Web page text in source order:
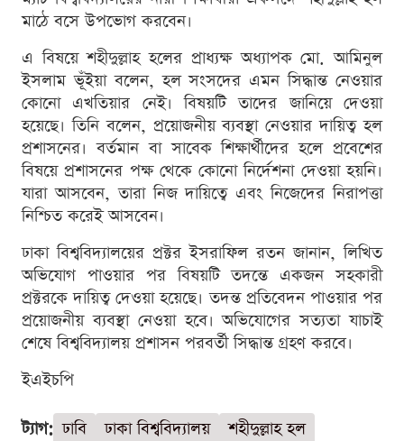
মাঠে বসে উপভোগ করবেন।
এ বিষয়ে শহীদুল্লাহ হলের প্রাধ্যক্ষ অধ্যাপক মো. আমিনুল
ইসলাম ভূঁইয়া বলেন, হল সংসদের এমন সিদ্ধান্ত নেওয়ার
কোনো এখতিয়ার নেই। বিষয়টি তাদের জানিয়ে দেওয়া
হয়েছে। তিনি বলেন, প্রয়োজনীয় ব্যবস্থা নেওয়ার দায়িত্ব হল
প্রশাসনের। বর্তমান বা সাবেক শিক্ষার্থীদের হলে প্রবেশের
বিষয়ে প্রশাসনের পক্ষ থেকে কোনো নির্দেশনা দেওয়া হয়নি।
যারা আসবেন, তারা নিজ দায়িত্বে এবং নিজেদের নিরাপত্তা
নিশ্চিত করেই আসবেন।
ঢাকা বিশ্ববিদ্যালয়ের প্রক্টর ইসরাফিল রতন জানান, লিখিত
অভিযোগ পাওয়ার পর বিষয়টি তদন্তে একজন সহকারী
প্রক্টরকে দায়িত্ব দেওয়া হয়েছে। তদন্ত প্রতিবেদন পাওয়ার পর
প্রয়োজনীয় ব্যবস্থা নেওয়া হবে। অভিযোগের সত্যতা যাচাই
শেষে বিশ্ববিদ্যালয় প্রশাসন পরবর্তী সিদ্ধান্ত গ্রহণ করবে।
ইএইচপি
ট্যাগ: ঢাবি ঢাকা বিশ্ববিদ্যালয়
শহীদুল্লাহ হল